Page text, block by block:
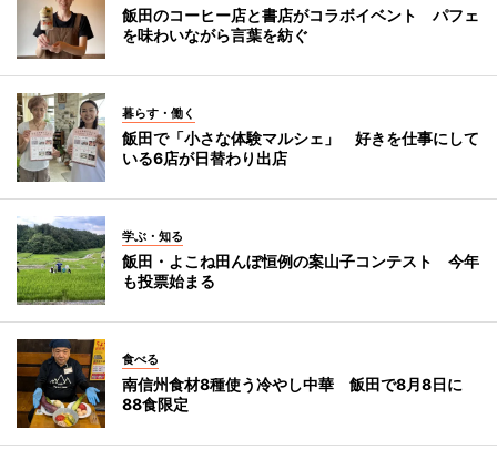
飯田のコーヒー店と書店がコラボイベント パフェ
を味わいながら言葉を紡ぐ
暮らす・働く
飯田で「小さな体験マルシェ」 好きを仕事にして
いる6店が日替わり出店
学ぶ・知る
飯田・よこね田んぼ恒例の案山子コンテスト 今年
も投票始まる
食べる
南信州食材8種使う冷やし中華 飯田で8月8日に
88食限定